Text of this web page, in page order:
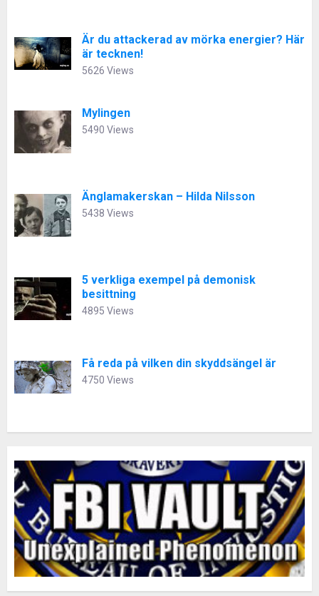
Är du attackerad av mörka energier? Här
är tecknen!
5626 Views
Mylingen
5490 Views
Änglamakerskan – Hilda Nilsson
5438 Views
5 verkliga exempel på demonisk
besittning
4895 Views
Få reda på vilken din skyddsängel är
4750 Views